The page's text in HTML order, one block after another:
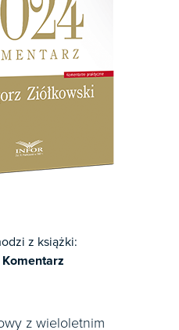
z książki:
z wieloletnim